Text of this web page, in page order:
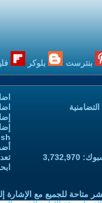
بنترست بلوكر
متاحة للجميع مع الإشارة